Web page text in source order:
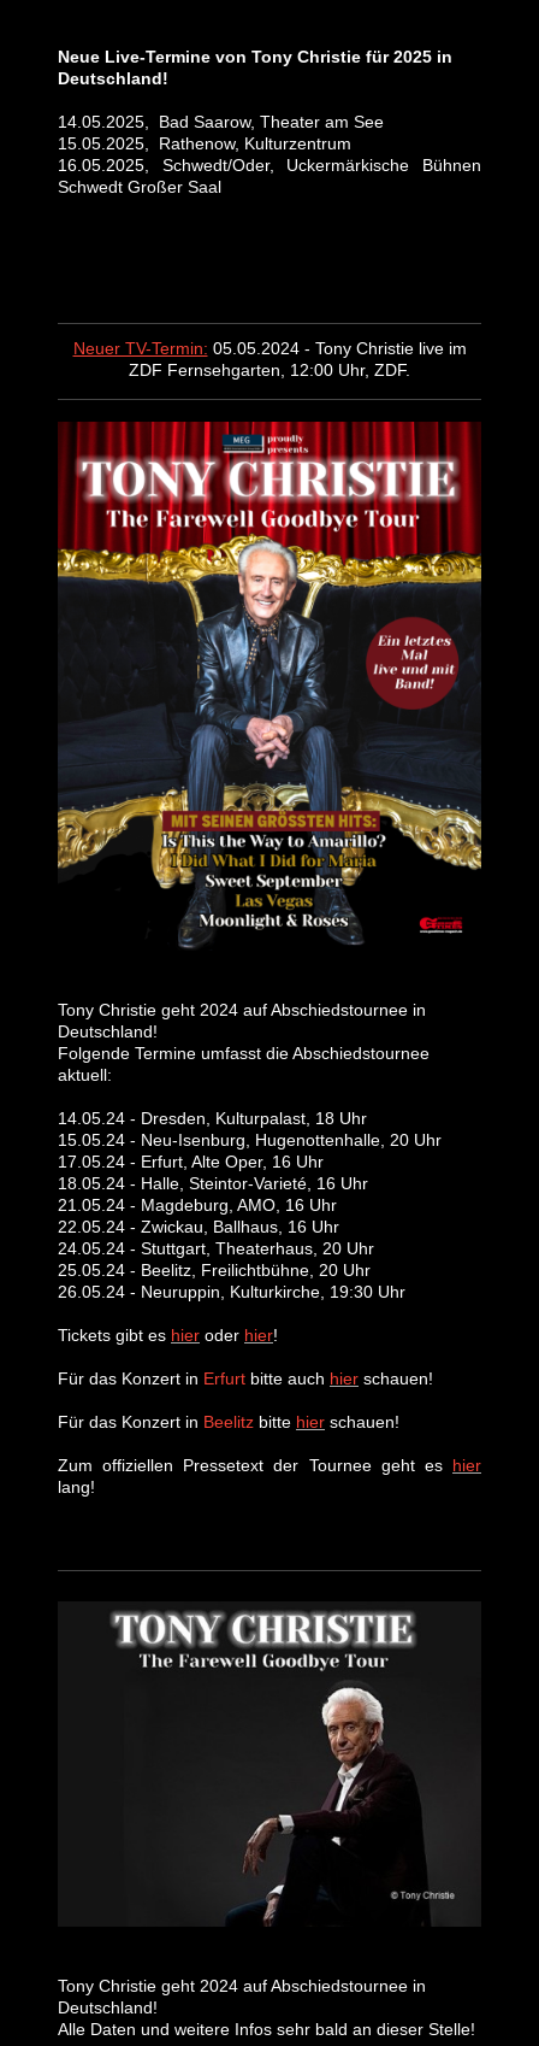
Neue Live-Termine von Tony Christie für 2025 in
Deutschland!
14.05.2025, Bad Saarow, Theater am See
15.05.2025, Rathenow, Kulturzentrum
16.05.2025, Schwedt/Oder, Uckermärkische Bühnen
Schwedt Großer Saal
Neuer TV-Termin: 05.05.2024 - Tony Christie live im
ZDF Fernsehgarten, 12:00 Uhr, ZDF.
Tony Christie geht 2024 auf Abschiedstournee in
Deutschland!
Folgende Termine umfasst die Abschiedstournee
aktuell:
14.05.24 - Dresden, Kulturpalast, 18 Uhr
15.05.24 - Neu-Isenburg, Hugenottenhalle, 20 Uhr
17.05.24 - Erfurt, Alte Oper, 16 Uhr
18.05.24 - Halle, Steintor-Varieté, 16 Uhr
21.05.24 - Magdeburg, AMO, 16 Uhr
22.05.24 - Zwickau, Ballhaus, 16 Uhr
24.05.24 - Stuttgart, Theaterhaus, 20 Uhr
25.05.24 - Beelitz, Freilichtbühne, 20 Uhr
26.05.24 - Neuruppin, Kulturkirche, 19:30 Uhr
Tickets gibt es hier oder hier!
Für das Konzert in Erfurt bitte auch hier schauen!
Für das Konzert in Beelitz bitte hier schauen!
Zum offiziellen Pressetext der Tournee geht es hier
lang!
Tony Christie geht 2024 auf Abschiedstournee in
Deutschland!
Alle Daten und weitere Infos sehr bald an dieser Stelle!